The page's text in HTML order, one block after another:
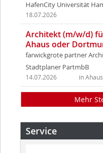
HafenCity Universität
18.07.2026
Architekt (m/w/d)
Ahaus oder
farwickgrote partner
Stadtplaner PartmbB
in
14.07.2026
Mehr
Service